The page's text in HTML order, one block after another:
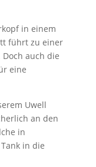
in einem
führt zu einer
auch die
eine
Uwell
an den
in
in die